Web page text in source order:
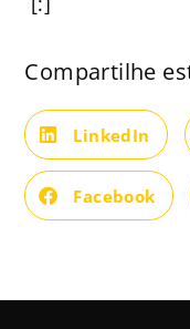
Compartilhe
LinkedIn
Facebook